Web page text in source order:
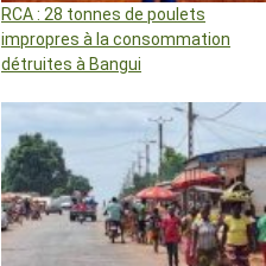
RCA : 28 tonnes de poulets
impropres à la consommation
détruites à Bangui